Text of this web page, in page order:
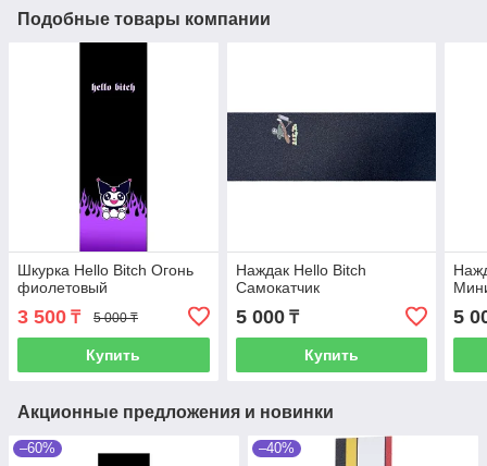
Подобные товары компании
Шкурка Hello Bitch Огонь
фиолетовый
3 500 ₸ 5 000 ₸
Купить
Наждак Hello Bitch
Самокатчик
5 000₸
Купить
5
Акционные предложения и новинки
–60% –40%